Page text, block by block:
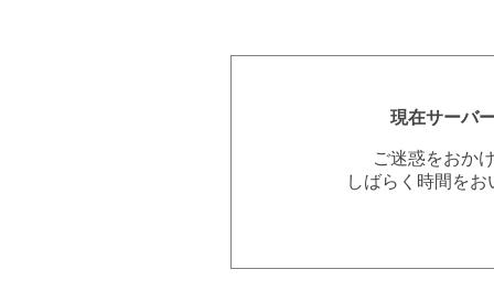
現在サーバ
ご迷惑をおか
しばらく時間を